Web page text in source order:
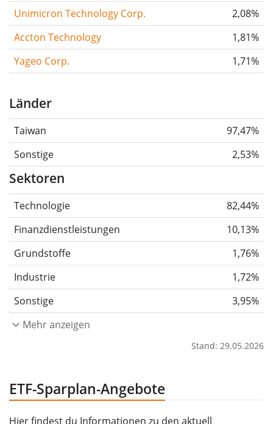
Unimicron Technology Corp.
2,08%
Accton Technology
1,81%
Yageo Corp.
1,71%
Länder
Taiwan
97,47%
Sonstige
2,53%
Sektoren
Technologie
82,44%
Finanzdienstleistungen
10,13%
Grundstoffe
1,76%
Industrie
1,72%
Sonstige
3,95%
Mehr anzeigen
Stand: 29.05.2026
ETF-Sparplan-Angebote
Hier findest du Informationen zu den aktuell